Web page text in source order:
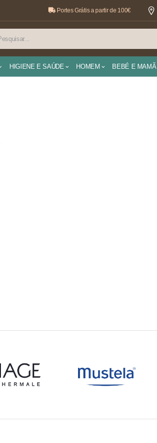
Portes Grátis a partir de 100€
HIGIENE E SAÚDE HOMEM BEBÉ E MAMÃ